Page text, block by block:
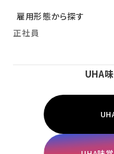
雇用形態から探す
正社員
UHA